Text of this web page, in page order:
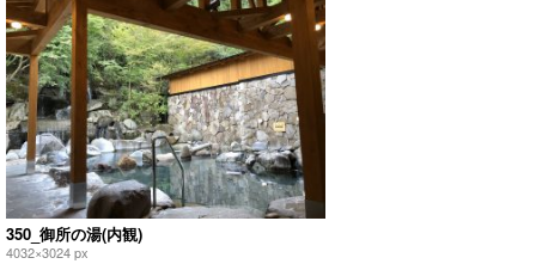
350_御所の湯(内観)
4032×3024 px